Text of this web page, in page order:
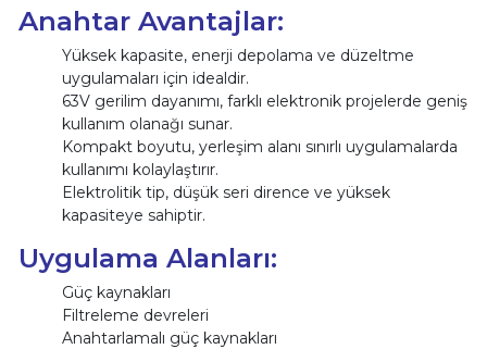
Anahtar Avantajlar:
Yüksek kapasite, enerji depolama ve düzeltme
uygulamaları için idealdir.
63V gerilim dayanımı, farklı elektronik projelerde geniş
kullanım olanağı sunar.
Kompakt boyutu, yerleşim alanı sınırlı uygulamalarda
kullanımı kolaylaştırır.
Elektrolitik tip, düşük seri dirence ve yüksek
kapasiteye sahiptir.
Uygulama Alanları:
Güç kaynakları
Filtreleme devreleri
Anahtarlamalı güç kaynakları